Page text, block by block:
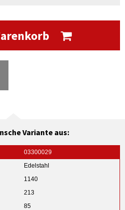
Variante aus:
03300029
Edelstahl
1140
213
85